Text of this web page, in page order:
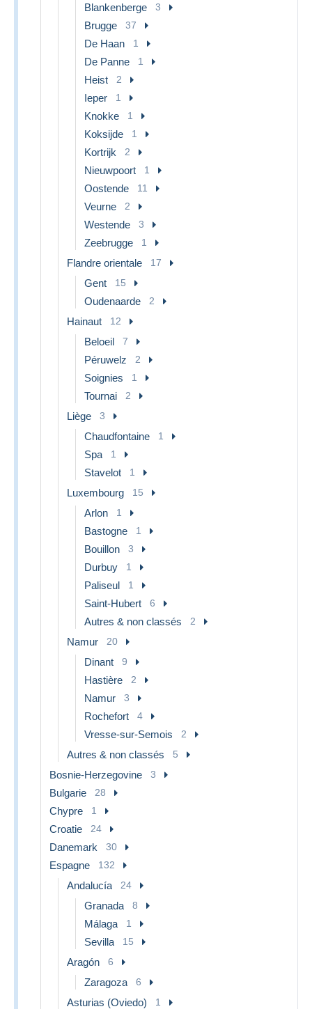
Blankenberge 3
Brugge 37
De Haan 1
De Panne 1
Heist 2
Ieper 1
Knokke 1
Koksijde 1
Kortrijk 2
Nieuwpoort 1
Oostende 11
Veurne 2
Westende 3
Zeebrugge 1
Flandre orientale 17
Gent 15
Oudenaarde 2
Hainaut 12
Beloeil 7
Péruwelz 2
Soignies 1
Tournai 2
Liège 3
Chaudfontaine 1
Spa 1
Stavelot 1
Luxembourg 15
Arlon 1
Bastogne 1
Bouillon 3
Durbuy 1
Paliseul 1
Saint-Hubert 6
Autres & non classés 2
Namur 20
Dinant 9
Hastière 2
Namur 3
Rochefort 4
Vresse-sur-Semois 2
Autres & non classés 5
Bosnie-Herzegovine 3
Bulgarie 28
Chypre 1
Croatie 24
Danemark 30
Espagne 132
Andalucía 24
Granada 8
Málaga 1
Sevilla 15
Aragón 6
Zaragoza 6
Asturias (Oviedo) 1